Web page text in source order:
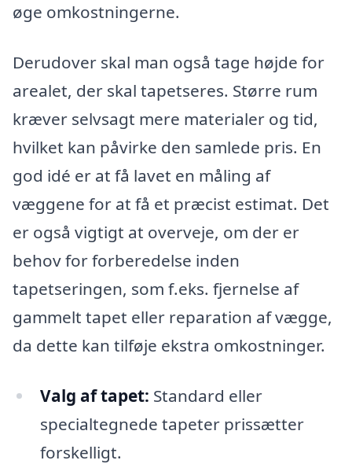
øge omkostningerne.
Derudover skal man også tage højde for
arealet, der skal tapetseres. Større rum
kræver selvsagt mere materialer og tid,
hvilket kan påvirke den samlede pris. En
god idé er at få lavet en måling af
væggene for at få et præcist estimat. Det
er også vigtigt at overveje, om der er
behov for forberedelse inden
tapetseringen, som f.eks. fjernelse af
gammelt tapet eller reparation af vægge,
da dette kan tilføje ekstra omkostninger.
Valg af tapet: Standard eller
specialtegnede tapeter prissætter
forskelligt.